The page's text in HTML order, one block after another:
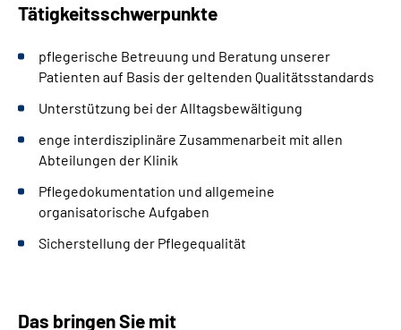
Tätigkeitsschwerpunkte
pflegerische Betreuung und Beratung unserer
Patienten auf Basis der geltenden Qualitätsstandards
Unterstützung bei der Alltagsbewältigung
enge interdisziplinäre Zusammenarbeit mit allen
Abteilungen der Klinik
Pflegedokumentation und allgemeine
organisatorische Aufgaben
Sicherstellung der Pflegequalität
Das bringen Sie mit